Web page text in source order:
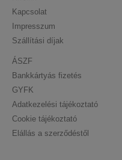
Kapcsolat
Impresszum
Szállítási díjak
ÁSZF
Bankkártyás fizetés
GYFK
Adatkezelési tájékoztató
Cookie tájékoztató
Elállás a szerződéstől